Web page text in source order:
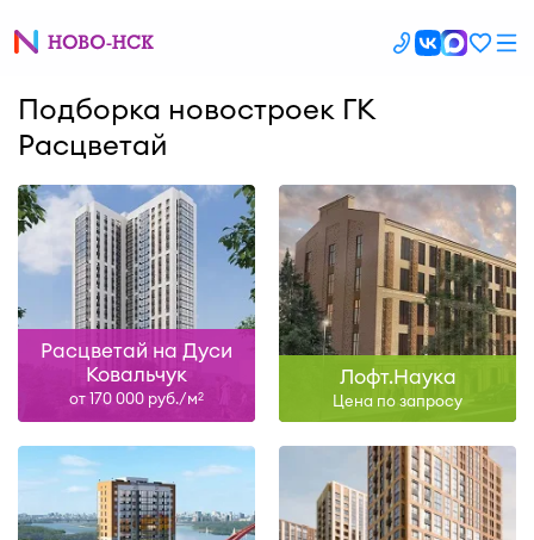
Подборка новостроек ГК
Расцветай
Расцветай на Дуси
Ковальчук
от 170 000 руб./м2
Лофт.Наука
Цена по запросу